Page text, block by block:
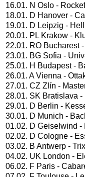
16.01. N Oslo -
18.01. D Hanover -
19.01. D Leipzig -
20.01. PL Krakow -
22.01. RO Bucharest
23.01. BG Sofia -
25.01. H Budapest -
26.01. A Vienna -
27.01. CZ Zlín -
28.01. SK Bratislava
29.01. D Berlin -
30.01. D Munich -
01.02. D Geiselwind -
02.02. D Cologne -
03.02. B Antwerp -
04.02. UK London -
06.02. F Paris -